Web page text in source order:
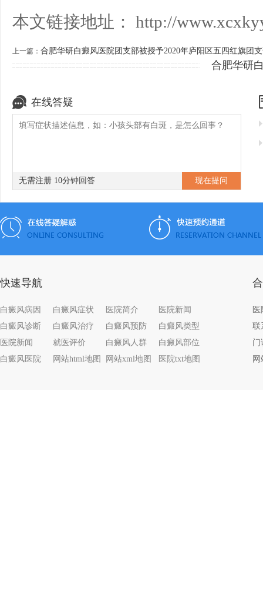
本文链接地址：
http://
上一篇： 合肥华研白癜风医院团支部被授予2020年庐阳区五四红旗团
合肥华研
在线答疑
无需注册 10分钟回答
快速导航
白癜风病因 白癜风症状 医院简介
医院新闻
白癜风诊断
白癜风治疗 白癜风预防
白癜风类型
医院新闻
就医评价 白癜风人群
白癜风部位
白癜风医院
网站html地图 网站xml地图 医院txt地图
联
门